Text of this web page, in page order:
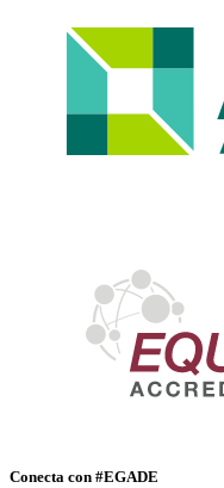
Conecta con #EGADE